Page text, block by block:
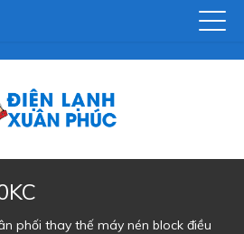
phối thay thế máy nén block điều